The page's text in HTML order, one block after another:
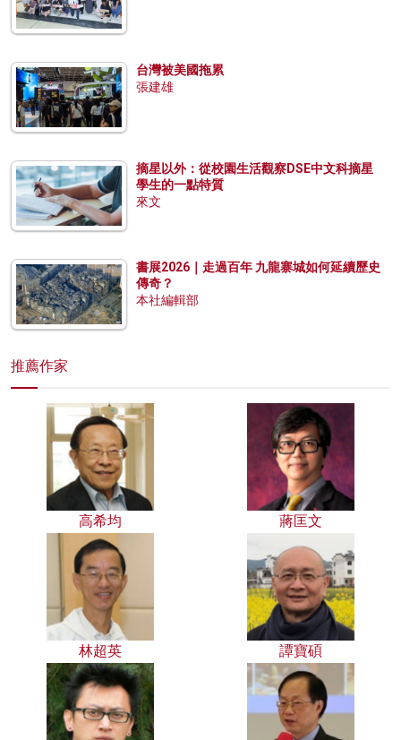
台灣被美國拖累
張建雄
摘星以外：從校園生活觀察DSE中文科摘星
學生的一點特質
來文
書展2026｜走過百年 九龍寨城如何延續歷史
傳奇？
本社編輯部
推薦作家
高希均 蔣匡文
林超英 譚寶碩